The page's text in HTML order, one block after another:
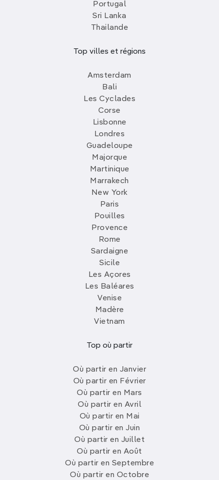
Portugal
Sri Lanka
Thailande
Top villes et régions
Amsterdam
Bali
Les Cyclades
Corse
Lisbonne
Londres
Guadeloupe
Majorque
Martinique
Marrakech
New York
Paris
Pouilles
Provence
Rome
Sardaigne
Sicile
Les Açores
Les Baléares
Venise
Madère
Vietnam
Top où partir
Où partir en Janvier
Où partir en Février
Où partir en Mars
Où partir en Avril
Où partir en Mai
Où partir en Juin
Où partir en Juillet
Où partir en Août
Où partir en Septembre
Où partir en Octobre